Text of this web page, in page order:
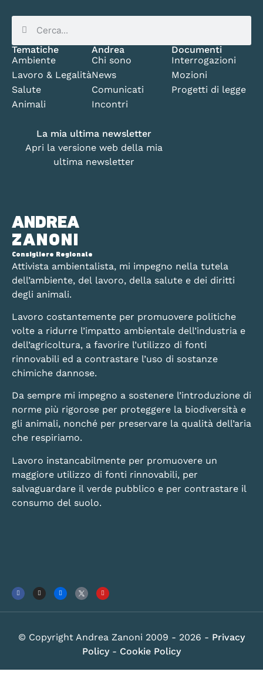
ANDREA
ZANONI
Consigliere Regionale
Attivista ambientalista, mi impegno nella tutela
dell’ambiente, del lavoro, della salute e dei diritti
degli animali.
Lavoro costantemente per promuovere politiche
volte a ridurre l’impatto ambientale dell’industria e
dell’agricoltura, a favorire l’utilizzo di fonti
rinnovabili ed a contrastare l’uso di sostanze
chimiche dannose.
Da sempre mi impegno a sostenere l’introduzione di
norme più rigorose per proteggere la biodiversità e
gli animali, nonché per preservare la qualità dell’aria
che respiriamo.
Lavoro instancabilmente per promuovere un
maggiore utilizzo di fonti rinnovabili, per
salvaguardare il verde pubblico e per contrastare il
consumo del suolo.
Tematiche
Ambiente
Lavoro & Legalità
Salute
Animali
Andrea
Chi sono
News
Comunicati
Incontri
Documenti
Interrogazioni
Mozioni
Progetti di legge
La mia ultima newsletter
Apri la versione web della mia
ultima newsletter
© Copyright Andrea Zanoni 2009 - 2026 - Privacy
Policy - Cookie Policy